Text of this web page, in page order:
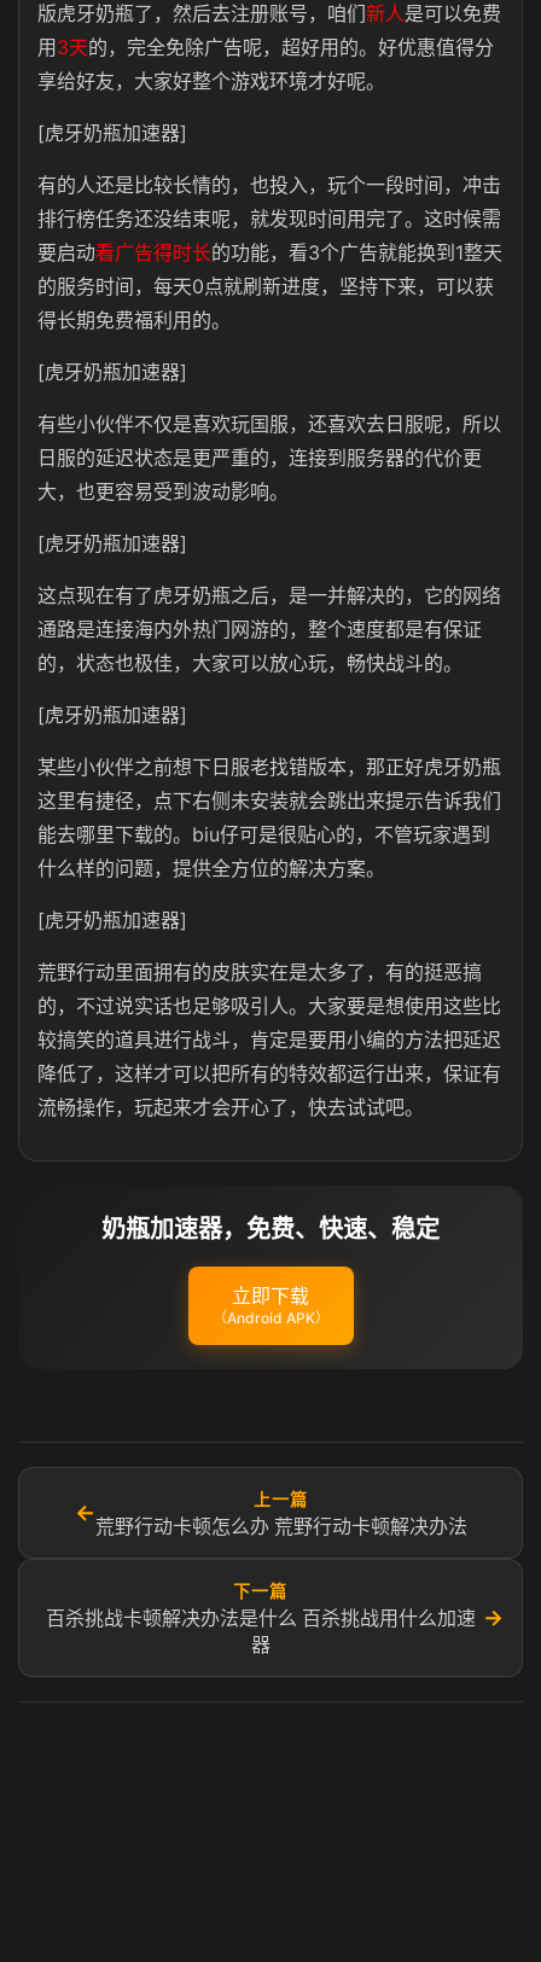
版虎牙奶瓶了，然后去注册账号，咱们新人是可以免费
用 3天的，完全免除广告呢，超好用的。好优惠值得分
享给好友，大家好整个游戏环境才好呢。
[虎牙奶瓶加速器]
有的人还是比较长情的，也投入，玩个一段时间，冲击
排行榜任务还没结束呢，就发现时间用完了。这时候需
要启动看广告得时长的功能，看3个广告就能换到1整天
的服务时间，每天0点就刷新进度，坚持下来，可以获
得长期免费福利用的。
[虎牙奶瓶加速器]
有些小伙伴不仅是喜欢玩国服，还喜欢去日服呢，所以
日服的延迟状态是更严重的，连接到服务器的代价更
大，也更容易受到波动影响。
[虎牙奶瓶加速器]
这点现在有了虎牙奶瓶之后，是一并解决的，它的网络
通路是连接海内外热门网游的，整个速度都是有保证
的，状态也极佳，大家可以放心玩，畅快战斗的。
[虎牙奶瓶加速器]
某些小伙伴之前想下日服老找错版本，那正好虎牙奶瓶
这里有捷径，点下右侧未安装就会跳出来提示告诉我们
能去哪里下载的。biu仔可是很贴心的，不管玩家遇到
什么样的问题，提供全方位的解决方案。
[虎牙奶瓶加速器]
荒野行动里面拥有的皮肤实在是太多了，有的挺恶搞
的，不过说实话也足够吸引人。大家要是想使用这些比
较搞笑的道具进行战斗，肯定是要用小编的方法把延迟
降低了，这样才可以把所有的特效都运行出来，保证有
流畅操作，玩起来才会开心了，快去试试吧。
奶瓶加速器，免费、快速、稳定
立即下载
（Android APK）
←
上一篇
荒野行动卡顿怎么办 荒野行动卡顿解决办法
下一篇
百杀挑战卡顿解决办法是什么 百杀挑战用什么加速
器
→